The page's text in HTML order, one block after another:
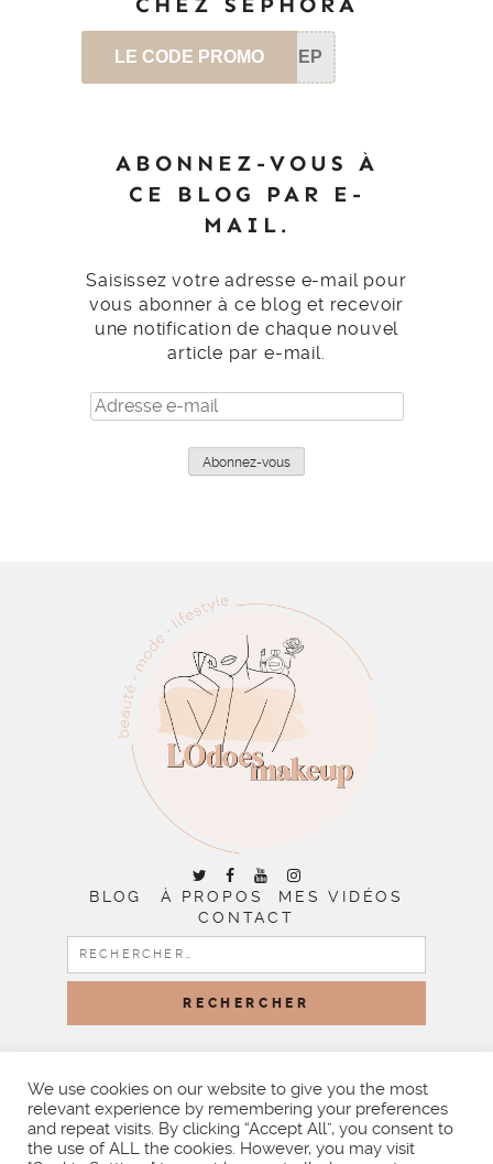
LE CODE PROMO SEP
ABONNEZ-VOUS À
CE BLOG PAR E-
MAIL.
Saisissez votre adresse e-mail pour
vous abonner à ce blog et recevoir
une notification de chaque nouvel
article par e-mail.
Adresse
e-
Abonnez-vous
BLOG À PROPOS
MES VIDÉOS
CONTACT
RECHERCHER :
BY LITTLE THEME SHOP
We use cookies on our website to give you the most
relevant experience by remembering your preferences
and repeat visits. By clicking “Accept All”, you consent to
the use of ALL the cookies. However, you may visit